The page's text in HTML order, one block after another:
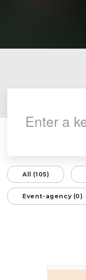
All (105)
Event-agency (0)